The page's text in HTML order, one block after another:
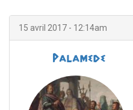
15 avril 2017 - 12:14am
Palamede